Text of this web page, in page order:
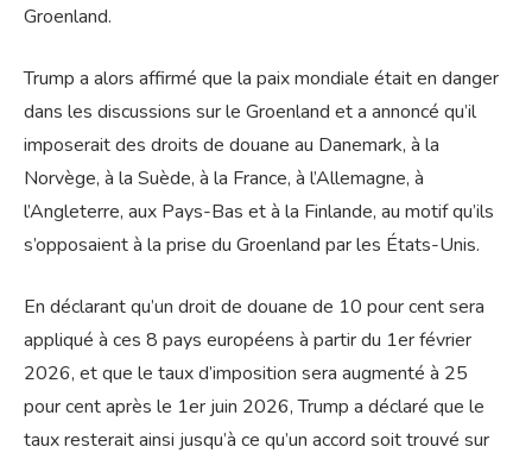
Groenland.
Trump a alors affirmé que la paix mondiale était en danger
dans les discussions sur le Groenland et a annoncé qu’il
imposerait des droits de douane au Danemark, à la
Norvège, à la Suède, à la France, à l’Allemagne, à
l’Angleterre, aux Pays-Bas et à la Finlande, au motif qu’ils
s’opposaient à la prise du Groenland par les États-Unis.
En déclarant qu’un droit de douane de 10 pour cent sera
appliqué à ces 8 pays européens à partir du 1er février
2026, et que le taux d’imposition sera augmenté à 25
pour cent après le 1er juin 2026, Trump a déclaré que le
taux resterait ainsi jusqu’à ce qu’un accord soit trouvé sur